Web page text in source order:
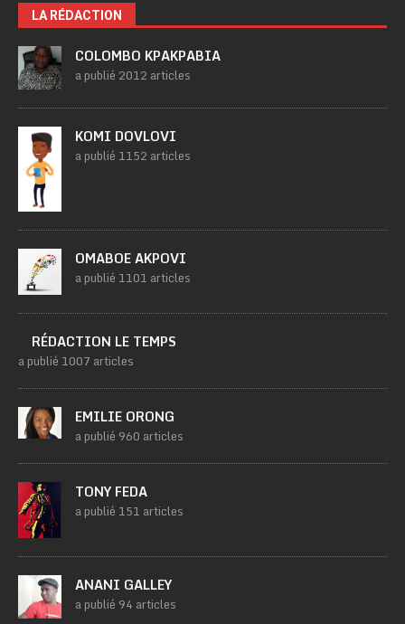
LA RÉDACTION
COLOMBO KPAKPABIA
a publié 2012 articles
KOMI DOVLOVI
a publié 1152 articles
OMABOE AKPOVI
a publié 1101 articles
RÉDACTION LE TEMPS
a publié 1007 articles
EMILIE ORONG
a publié 960 articles
TONY FEDA
a publié 151 articles
ANANI GALLEY
a publié 94 articles